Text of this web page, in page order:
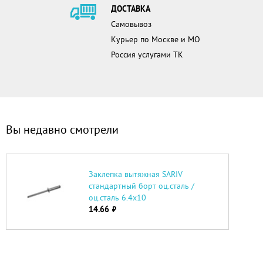
ДОСТАВКА
Самовывоз
Курьер по Москве и МО
Россия услугами ТК
Вы недавно смотрели
Заклепка вытяжная SARIV
стандартный борт оц.сталь /
оц.сталь 6.4х10
14.66 руб.